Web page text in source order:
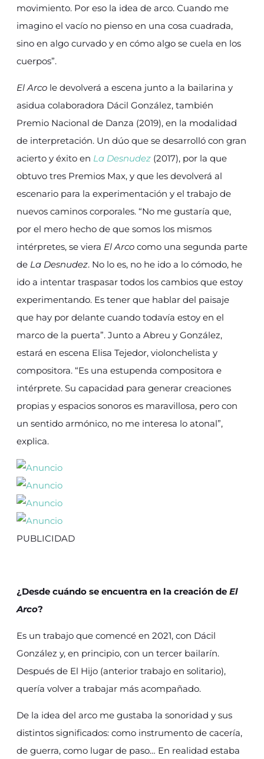
movimiento. Por eso la idea de arco. Cuando me
imagino el vacío no pienso en una cosa cuadrada,
sino en algo curvado y en cómo algo se cuela en los
cuerpos”.
El Arco le devolverá a escena junto a la bailarina y
asidua colaboradora Dácil González, también
Premio Nacional de Danza (2019), en la modalidad
de interpretación. Un dúo que se desarrolló con gran
acierto y éxito en La Desnudez (2017), por la que
obtuvo tres Premios Max, y que les devolverá al
escenario para la experimentación y el trabajo de
nuevos caminos corporales. “No me gustaría que,
por el mero hecho de que somos los mismos
intérpretes, se viera El Arco como una segunda parte
de La Desnudez. No lo es, no he ido a lo cómodo, he
ido a intentar traspasar todos los cambios que estoy
experimentando. Es tener que hablar del paisaje
que hay por delante cuando todavía estoy en el
marco de la puerta”. Junto a Abreu y González,
estará en escena Elisa Tejedor, violonchelista y
compositora. “Es una estupenda compositora e
intérprete. Su capacidad para generar creaciones
propias y espacios sonoros es maravillosa, pero con
un sentido armónico, no me interesa lo atonal”,
explica.
PUBLICIDAD
¿Desde cuándo se encuentra en la creación de El
Arco?
Es un trabajo que comencé en 2021, con Dácil
González y, en principio, con un tercer bailarín.
Después de El Hijo (anterior trabajo en solitario),
quería volver a trabajar más acompañado.
De la idea del arco me gustaba la sonoridad y sus
distintos significados: como instrumento de cacería,
de guerra, como lugar de paso… En realidad estaba